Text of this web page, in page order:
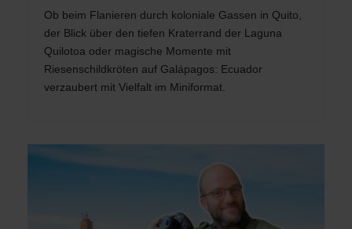
Ob beim Flanieren durch koloniale Gassen in Quito,
der Blick über den tiefen Kraterrand der Laguna
Quilotoa oder magische Momente mit
Riesenschildkröten auf Galápagos: Ecuador
verzaubert mit Vielfalt im Miniformat.